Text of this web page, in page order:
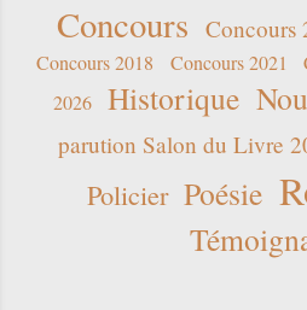
Concours Concours
Concours 2018
Concours 2021
2026
Historique
parution Salon du Livre
Policier Poésie